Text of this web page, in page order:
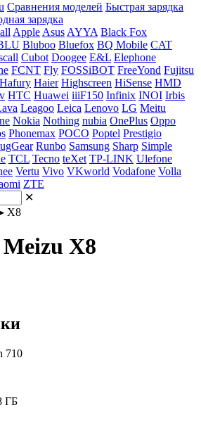
Сравнения моделей Быстрая зарядка
зарядка
Apple Asus AYYA Black Fox
Bluboo Bluefox BQ Mobile CAT
Cubot Doogee E&L Elephone
FCNT Fly FOSSiBOT FreeYond Fujitsu
Hafury Haier Highscreen HiSense HMD
HTC Huawei iiiF150 Infinix INOI Irbis
Leagoo Leica Lenovo LG Meitu
Nokia Nothing nubia OnePlus Oppo
Phonemax POCO Poptel Prestigio
Runbo Samsung Sharp Simple
TCL Tecno teXet TP-LINK Ulefone
Vertu Vivo VKworld Vodafone Volla
ZTE
✕
X8
X8
710
ГБ